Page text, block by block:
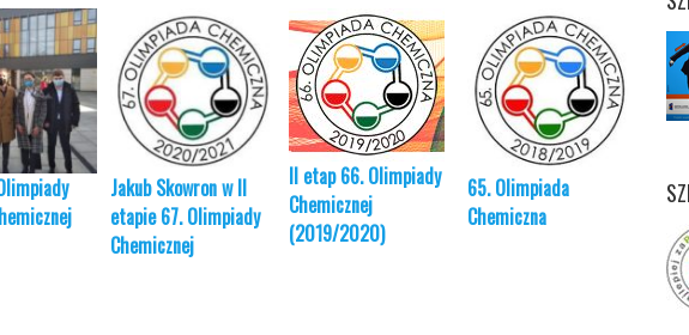
Jakub Skowron w II
etapie 67. Olimpiady
Chemicznej
II etap 66. Olimpiady
Chemicznej
(2019/2020)
65. Olimpiada
Chemiczna
II